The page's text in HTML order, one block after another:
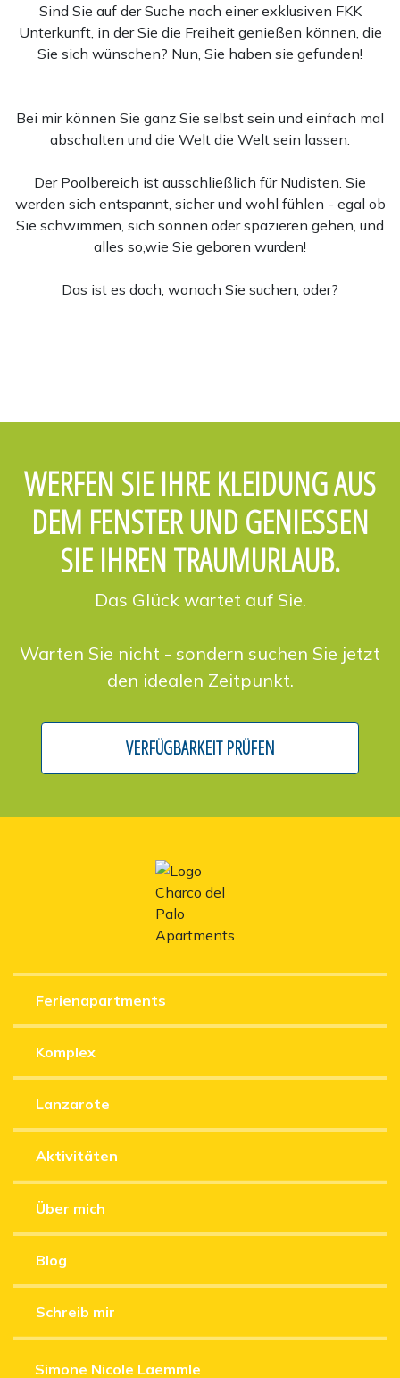
Sind Sie auf der Suche nach einer exklusiven FKK
Unterkunft, in der Sie die Freiheit genießen können, die
Sie sich wünschen? Nun, Sie haben sie gefunden!
Bei mir können Sie ganz Sie selbst sein und einfach mal
abschalten und die Welt die Welt sein lassen.
Der Poolbereich ist ausschließlich für Nudisten. Sie
werden sich entspannt, sicher und wohl fühlen - egal ob
Sie schwimmen, sich sonnen oder spazieren gehen, und
alles so,wie Sie geboren wurden!
Das ist es doch, wonach Sie suchen, oder?
WERFEN SIE IHRE KLEIDUNG AUS
DEM FENSTER UND GENIESSEN S
IE IHREN TRAUMURLAUB.
Das Glück wartet auf Sie.
Warten Sie nicht - sondern suchen Sie jetzt
den idealen Zeitpunkt.
VERFÜGBARKEIT PRÜFEN
Ferienapartments
Komplex
Lanzarote
Aktivitäten
Simone Nicole Laemmle
Über mich
Blog
Schreib mir